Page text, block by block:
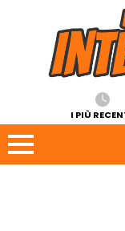
I PIÙ